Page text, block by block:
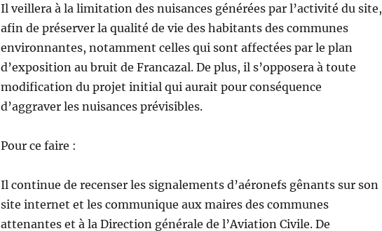
Il veillera à la limitation des nuisances générées par l’activité du site,
afin de préserver la qualité de vie des habitants des communes
environnantes, notamment celles qui sont affectées par le plan
d’exposition au bruit de Francazal. De plus, il s’opposera à toute
modification du projet initial qui aurait pour conséquence
d’aggraver les nuisances prévisibles.
Pour ce faire :
Il continue de recenser les signalements d’aéronefs gênants sur son
site internet et les communique aux maires des communes
attenantes et à la Direction générale de l’Aviation Civile. De